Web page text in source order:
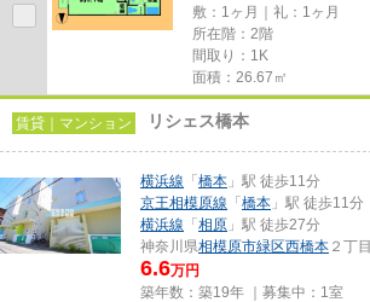
敷：1ヶ月｜礼：1ヶ月
所在階：2階
間取り：1K
面積：26.67㎡
賃貸｜マンション リシェス橋本
横浜線 「 橋本 」駅 徒歩11分
京王相模原線 「 橋本 」駅 徒歩11分
横浜線 「 相原 」駅 徒歩27分
神奈川県相模原市緑区西橋本 ２丁目
6.6万円
築年数：築19年 ｜募集中： 1室